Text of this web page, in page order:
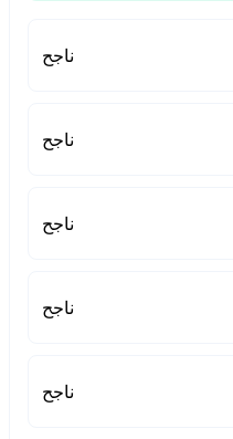
ناجح
ناجح
ناجح
ناجح
ناجح